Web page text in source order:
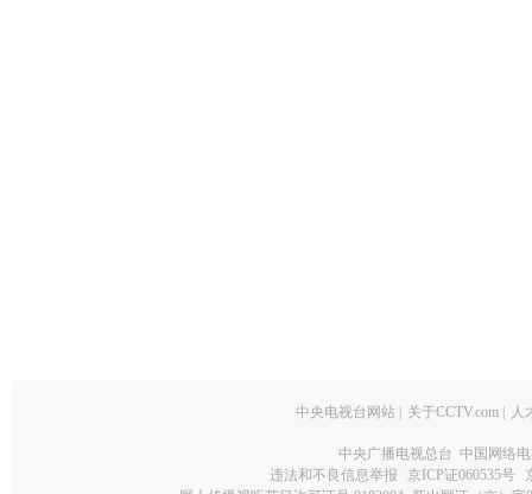
中央电视台网站 关于CCTV.com 人
中央广播电视总台 中国网络
违法和不良信息举报
京ICP证060535号